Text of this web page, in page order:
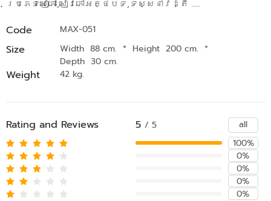
ប្រភេទសៀភៅ,សៀវភៅអត្ថបទ,ទស្សនាវដ្តី …..
Code MAX-051
Size Width 88 cm. * Height 200 cm. *
Depth 30 cm.
Weight 42 kg.
Rating and Reviews 5 / 5
all
100%
0%
0%
0%
0%